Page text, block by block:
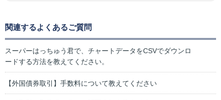
関連するよくあるご質問
スーパーはっちゅう君で、チャートデータをCSVでダウンロ
ードする方法を教えてください。
【外国債券取引】手数料について教えてください